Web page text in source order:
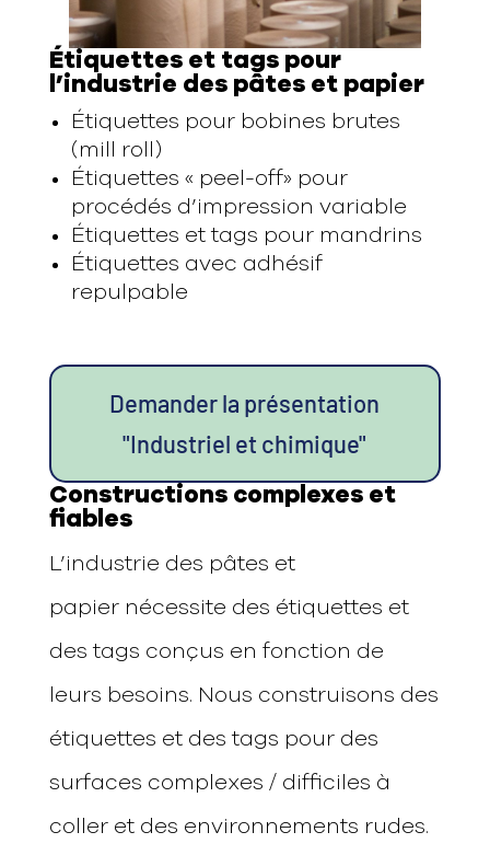
Étiquettes et tags pour
l’industrie des pâtes et papier
Étiquettes pour bobines brutes
(mill roll)
Étiquettes « peel-off» pour
procédés d’impression variable
Étiquettes et tags pour mandrins
Étiquettes avec adhésif
repulpable
Demander la présentation
"Industriel et chimique"
Constructions complexes et
fiables
L’industrie des pâtes et
papier nécessite des étiquettes et
des tags conçus en fonction de
leurs besoins. Nous construisons des
étiquettes et des tags pour des
surfaces complexes / difficiles à
coller et des environnements rudes.